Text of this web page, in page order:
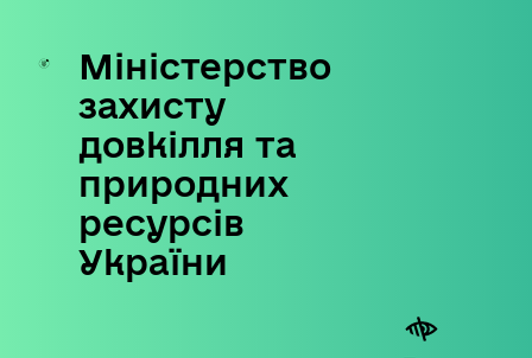
Skip
content
Міністерство
захисту
довкілля та
природних
ресурсів
України